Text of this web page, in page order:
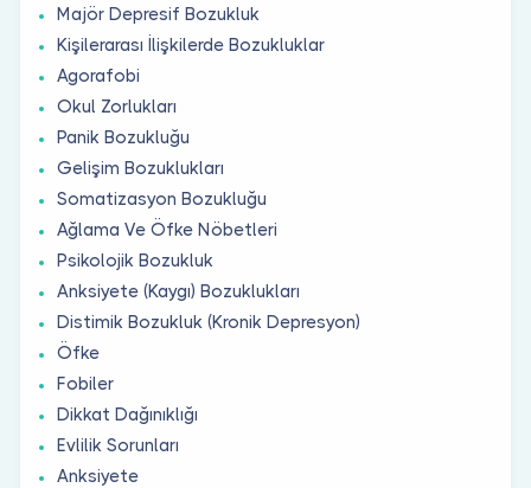
Majör Depresif Bozukluk
Kişilerarası İlişkilerde Bozukluklar
Agorafobi
Okul Zorlukları
Panik Bozukluğu
Gelişim Bozuklukları
Somatizasyon Bozukluğu
Ağlama Ve Öfke Nöbetleri
Psikolojik Bozukluk
Anksiyete (Kaygı) Bozuklukları
Distimik Bozukluk (Kronik Depresyon)
Öfke
Fobiler
Dikkat Dağınıklığı
Evlilik Sorunları
Anksiyete